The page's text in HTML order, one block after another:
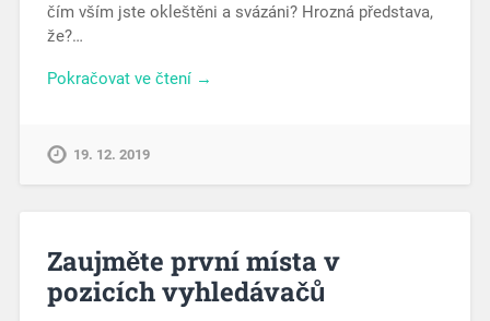
čím vším jste okleštěni a svázáni? Hrozná představa,
že?…
Pokračovat ve čtení →
19. 12. 2019
Zaujměte první místa v
pozicích vyhledávačů